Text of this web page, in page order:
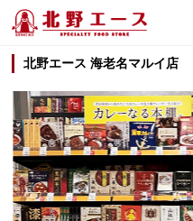
北野エース 海老名マルイ店